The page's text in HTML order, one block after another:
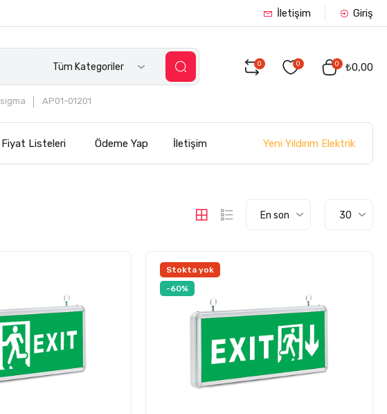
İletişim Giriş
Tüm Kategoriler
sigma AP01-01201
0 0 0 ₺0,00
Fiyat Listeleri Ödeme Yap İletişim Yeni Yıldırım Elektrik
En son 30
Stokta yok
-60%